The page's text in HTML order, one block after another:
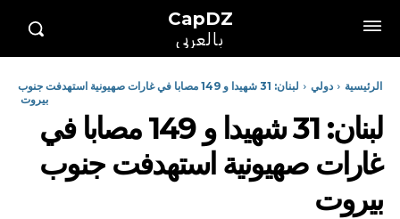
CapDZ
بالعربي
الرئيسية دولي
لبنان: 31 شهيدا و 149 مصابا في غارات صهيونية استهدفت جنوب
بيروت
لبنان: 31 شهيدا و 149 مصابا في
غارات صهيونية استهدفت جنوب
بيروت